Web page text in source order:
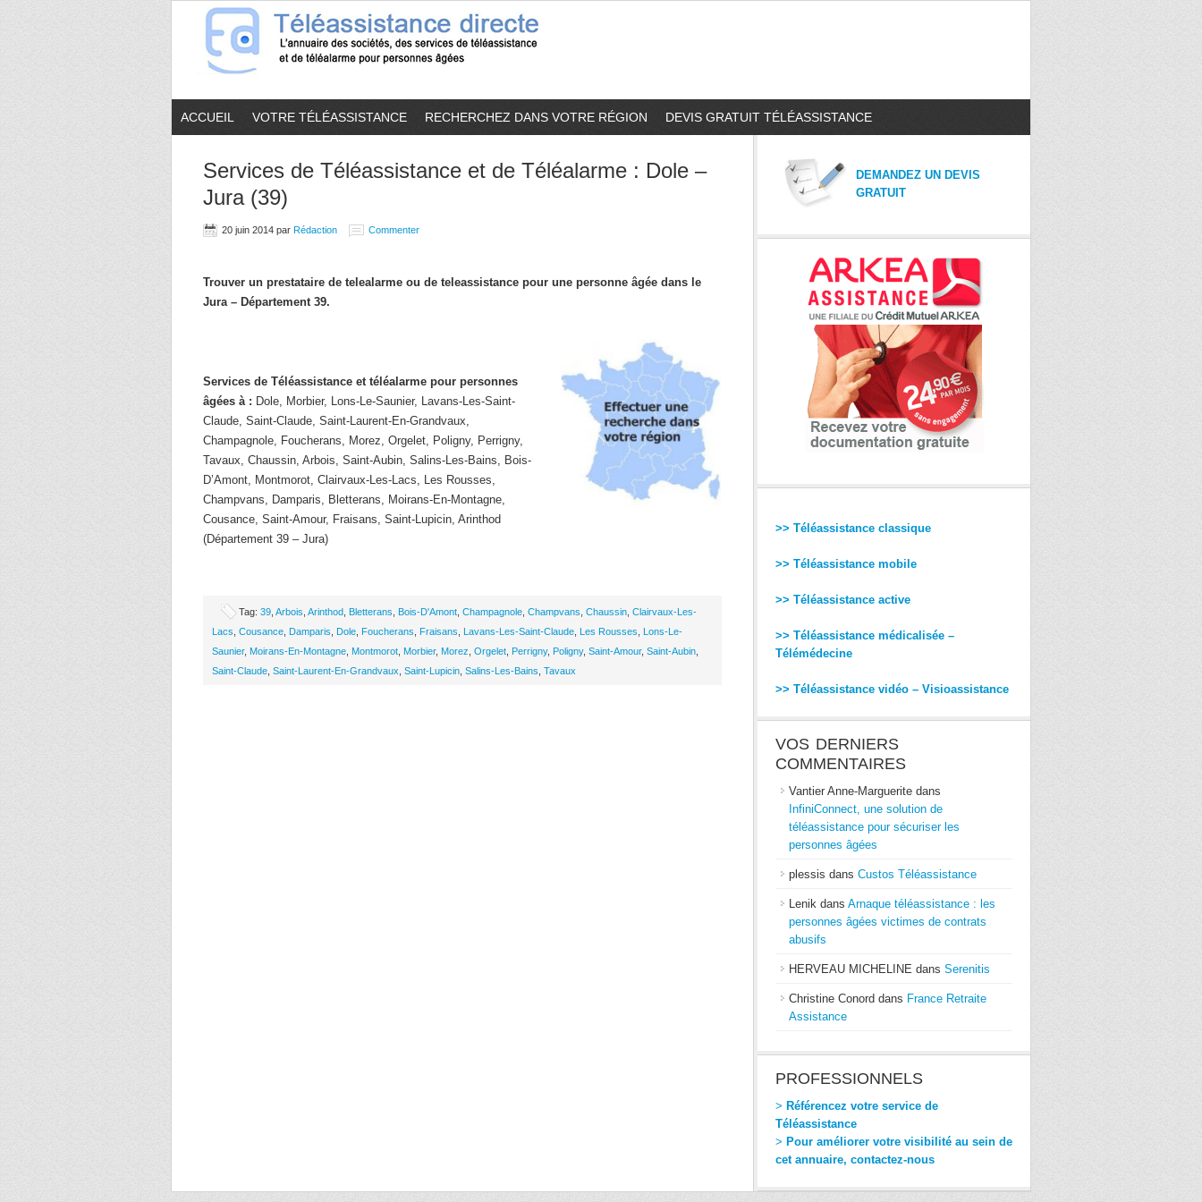
ACCUEIL VOTRE TÉLÉASSISTANCE RECHERCHEZ DANS VOTRE RÉGION DEVIS GRATUIT TÉLÉASSISTANCE
Services de Téléassistance et de Téléalarme : Dole –
Jura (39)
20 juin 2014 par Rédaction Commenter
Trouver un prestataire de telealarme ou de teleassistance pour une personne âgée dans le
Jura – Département 39.
Services de Téléassistance et téléalarme pour personnes
âgées à : Dole, Morbier, Lons-Le-Saunier, Lavans-Les-Saint-
Claude, Saint-Claude, Saint-Laurent-En-Grandvaux,
Champagnole, Foucherans, Morez, Orgelet, Poligny, Perrigny,
Tavaux, Chaussin, Arbois, Saint-Aubin, Salins-Les-Bains, Bois-
D’Amont, Montmorot, Clairvaux-Les-Lacs, Les Rousses,
Champvans, Damparis, Bletterans, Moirans-En-Montagne,
Cousance, Saint-Amour, Fraisans, Saint-Lupicin, Arinthod
(Département 39 – Jura)
Tag: 39 Arbois Arinthod Bletterans Bois-D'Amont Champagnole Champvans Chaussin Clairvaux-Les-
Lacs Cousance Damparis Dole Foucherans Fraisans Lavans-Les-Saint-Claude Les Rousses
Lons-Le-
Saunier, Moirans-En-Montagne Montmorot Morbier, Morez Orgelet Perrigny, Poligny, Saint-Amour, Saint-Aubin
Saint-Claude Saint-Laurent-En-Grandvaux Saint-Lupicin Salins-Les-Bains Tavaux
DEMANDEZ UN DEVIS
GRATUIT
>> Téléassistance classique
>> Téléassistance mobile
>> Téléassistance active
>> Téléassistance médicalisée –
Télémédecine
>> Téléassistance vidéo – Visioassistance
VOS DERNIERS
COMMENTAIRES
Vantier Anne-Marguerite dans
InfiniConnect, une solution de
téléassistance pour sécuriser les
personnes âgées
plessis dans Custos Téléassistance
Lenik dans Arnaque téléassistance : les
personnes âgées victimes de contrats
abusifs
HERVEAU MICHELINE dans Serenitis
Christine Conord dans France Retraite
Assistance
PROFESSIONNELS
> Référencez votre service de
Téléassistance
> Pour améliorer votre visibilité au sein de
cet annuaire, contactez-nous